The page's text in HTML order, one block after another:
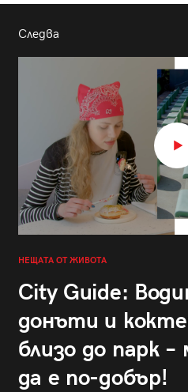
Следва
НЕЩАТА ОТ ЖИВОТА
City Guide:
донъти и
близо до парк
да е по-добър!